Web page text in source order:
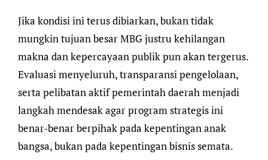
Jika kondisi ini terus dibiarkan, bukan tidak
mungkin tujuan besar MBG justru kehilangan
makna dan kepercayaan publik pun akan tergerus.
Evaluasi menyeluruh, transparansi pengelolaan,
serta pelibatan aktif pemerintah daerah menjadi
langkah mendesak agar program strategis ini
benar-benar berpihak pada kepentingan anak
bangsa, bukan pada kepentingan bisnis semata.